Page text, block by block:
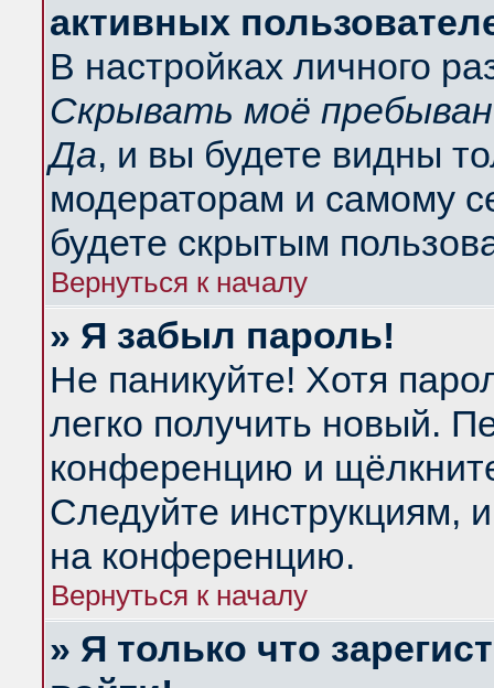
активных
В настройках личного
Скрывать моё
Да, и вы будете видны
модераторам и самому
будете скрытым
Вернуться к началу
» Я забыл пароль!
Не паникуйте! Хотя
легко получить новый.
конференцию и
Следуйте инструкциям,
на конференцию.
Вернуться к началу
» Я только что